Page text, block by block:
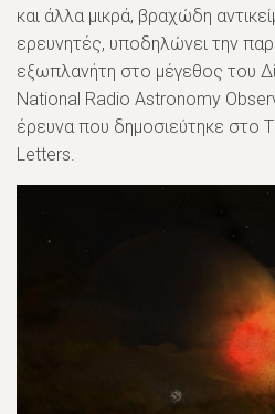
και άλλα μικρά, βραχώδη
ερευνητές, υποδηλώνει την
εξωπλανήτη στο μέγεθος του
National Radio Astronomy
έρευνα που δημοσιεύτηκε στο
Letters.